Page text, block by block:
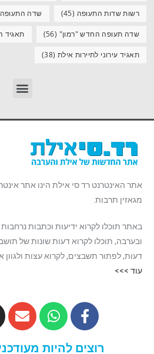
רשות שדות התעופה (45) שדה התעופה
שדה תעופה החדש "רמון" (56) תאגיד
תאגיד עירוני לתיירות אילת (38)
אתר האינטרנט רד סי אילת הינו אתר
מגאזין תרבות.
באתר תוכלו לקרוא ידיעות וכתבות
ובערבה, תוכלו לקרוא דעות שונות של
דעות, לפתור תשבצים, לקרוא עצות
עוד >>>
רוצים להיות